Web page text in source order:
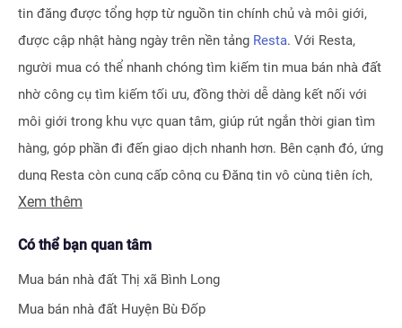
tin đăng được tổng hợp từ nguồn tin chính chủ và môi giới,
được cập nhật hàng ngày trên nền tảng Resta. Với Resta,
người mua có thể nhanh chóng tìm kiếm tin mua bán nhà đất
nhờ công cụ tìm kiếm tối ưu, đồng thời dễ dàng kết nối với
môi giới trong khu vực quan tâm, giúp rút ngắn thời gian tìm
hàng, góp phần đi đến giao dịch nhanh hơn. Bên cạnh đó, ứng
dụng Resta còn cung cấp công cụ Đăng tin vô cùng tiện ích,
giúp người bán hay môi giới nhận biết được ngay hiệu quả bài
động sản chuyên nghiệp như
Tra cứu quy hoạch toàn quốc
Xem thêm
Có thể bạn quan tâm
Mua bán nhà đất Thị xã Bình Long
Mua bán nhà đất Huyện Bù Đốp